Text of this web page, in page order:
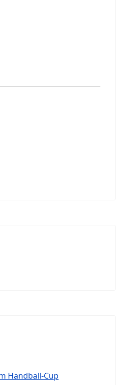
Handball-Cup